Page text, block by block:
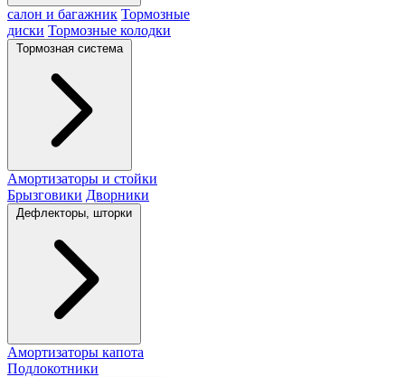
салон и багажник Тормозные
диски Тормозные колодки
Тормозная система
Амортизаторы и стойки
Брызговики Дворники
Дефлекторы, шторки
Амортизаторы капота
Подлокотники